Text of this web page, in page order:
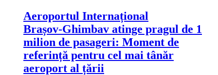
Aeroportul Internațional
Brașov‑Ghimbav atinge pragul de 1
milion de pasageri: Moment de
referință pentru cel mai tânăr
aeroport al țării